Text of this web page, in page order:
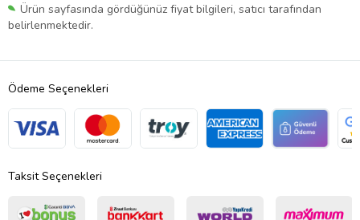
Ürün sayfasında gördüğünüz fiyat bilgileri, satıcı tarafından
belirlenmektedir.
Ödeme Seçenekleri
Taksit Seçenekleri